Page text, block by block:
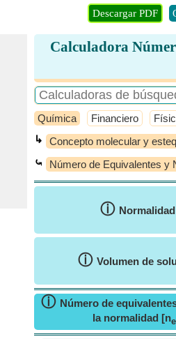
Descargar PDF
Calculadora
Química Financiero
↳ Concepto molecular y
⤿ Número de Equivalentes y
ⓘ
ⓘ Volumen de
ⓘ Número de
la normalidad [n